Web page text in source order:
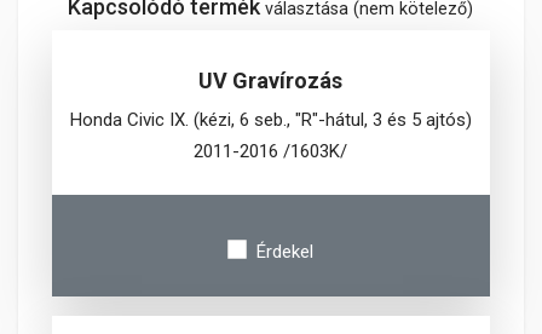
Kapcsolódó termékválasztása (nem kötelező)
UV Gravírozás
Honda Civic IX. (kézi, 6 seb., "R"-hátul, 3 és 5 ajtós)
2011-2016 /1603K/
Érdekel